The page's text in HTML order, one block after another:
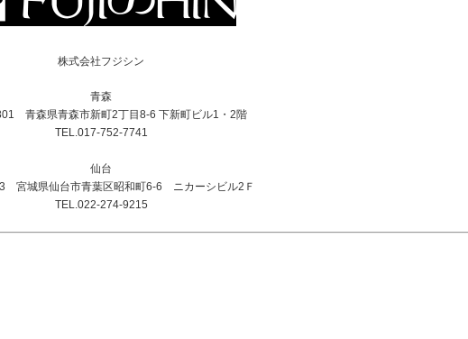
株式会社フジシン
青森
青森県青森市新町2丁目8-6 下新町ビル1・2階
TEL.017-752-7741
仙台
宮城県仙台市青葉区昭和町6-6 ニカーシビル2Ｆ
TEL.022-274-9215